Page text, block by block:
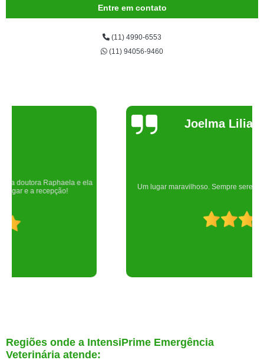
Entre em contato
(11) 4990-6553
(11) 94056-9460
Joelma Lilian
Um lugar maravilhoso. Sempre serei grata pelo que fizeram por nós!
Regiões onde a IntensiPrime Emergência
Veterinária atende: